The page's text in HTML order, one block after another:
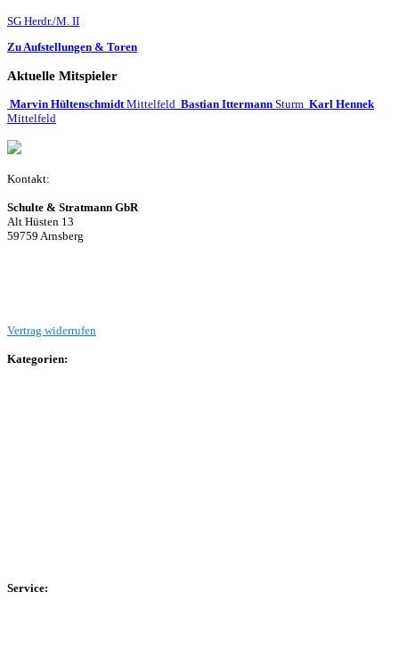
SG Herdr./M. II
Zu Aufstellungen & Toren
Aktuelle Mitspieler
Marvin Hültenschmidt Mittelfeld Bastian Ittermann Sturm Karl Hennek
Mittelfeld
Kontakt:
Schulte & Stratmann GbR
Alt Hüsten 13
59759 Arnsberg
Vertrag widerrufen
Kategorien:
Service: